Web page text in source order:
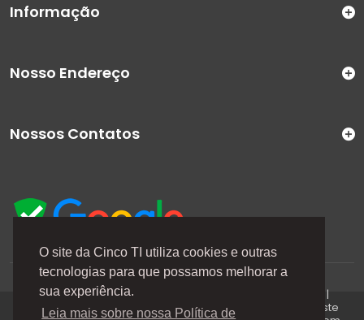
O site da Cinco TI utiliza cookies e outras
tecnologias para que possamos melhorar a
sua experiência.
Leia mais sobre nossa Política de
Informação
A Cinco TI (5TI) é uma marca registrada de CINCO TI
COMERCIO E SERVICOS LTDA | CNPJ: 08.307.867/0001-04 |
Todos os direitos reservados. Os preços anunciados neste
Nosso Endereço
Nossos Contatos